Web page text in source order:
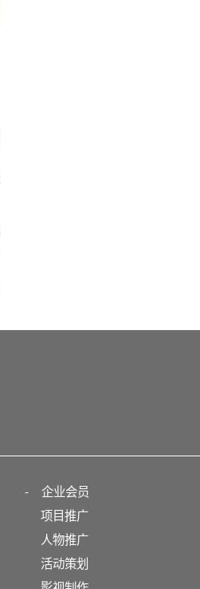
-
企业会员
项目推广
人物推广
活动策划